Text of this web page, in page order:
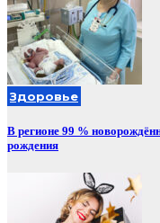
Здоровье
В регионе 99 %
рождения